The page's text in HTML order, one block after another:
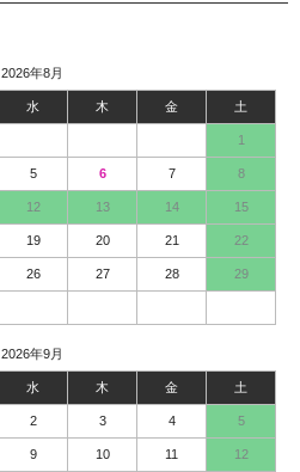
2026年8月
水 木 金 土
1
5 6 7 8
12 13 14 15
19 20 21 22
26 27 28 29
2026年9月
水 木 金 土
2 3 4 5
9 10 11 12